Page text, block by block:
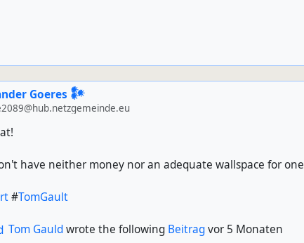
Goeres 𒀯
have neither money nor an adequate wallspace for
#TomGault
Tom Gauldwrote the following Beitragvor 5 Monaten